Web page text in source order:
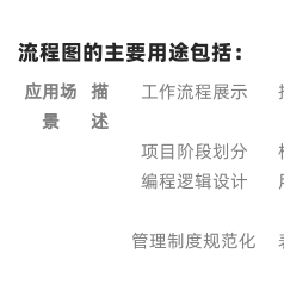
流程图的主要用途包括：
应用场
景
描
述
工作流程展示
项目阶段划分
编程逻辑设计
管理制度规范化